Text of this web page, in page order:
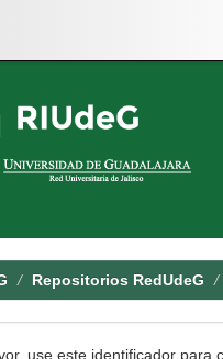
Repositorios RedUdeG
use este identificador para